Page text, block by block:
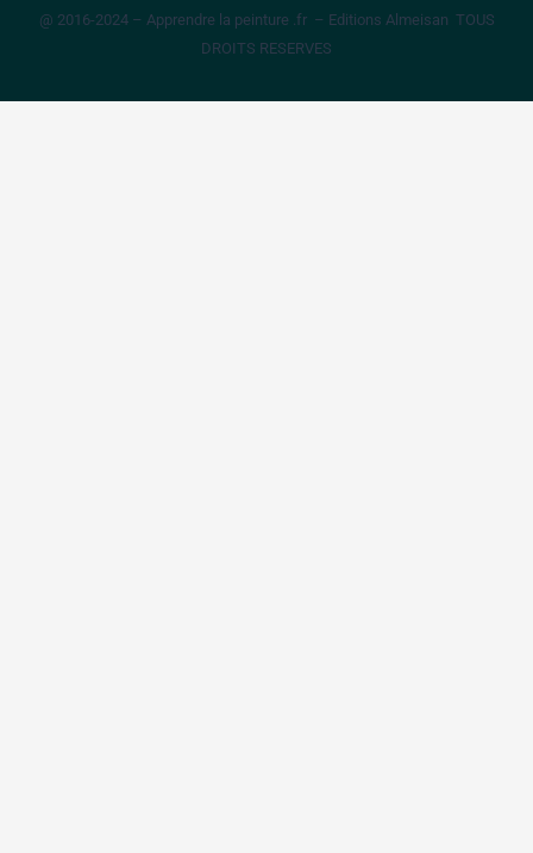
@ 2016-2024 – Apprendre la peinture .fr – Editions Almeisan TOUS
DROITS RESERVES